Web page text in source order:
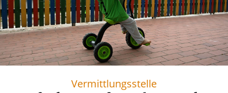
Vermittlungsstelle